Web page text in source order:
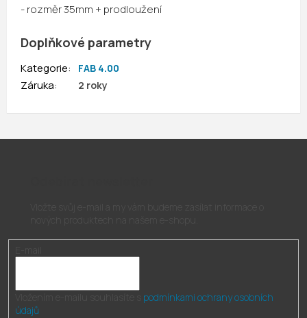
- rozměr 35mm + prodloužení
Doplňkové parametry
Kategorie: FAB 4.00
Záruka: 2 roky
podmínkami ochrany osobních
údajů